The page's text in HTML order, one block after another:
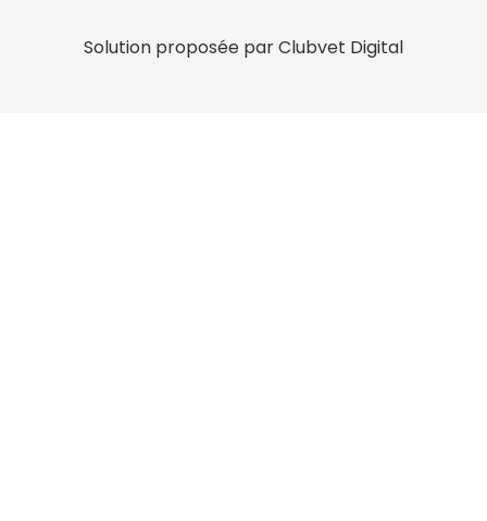
Solution proposée par Clubvet Digital